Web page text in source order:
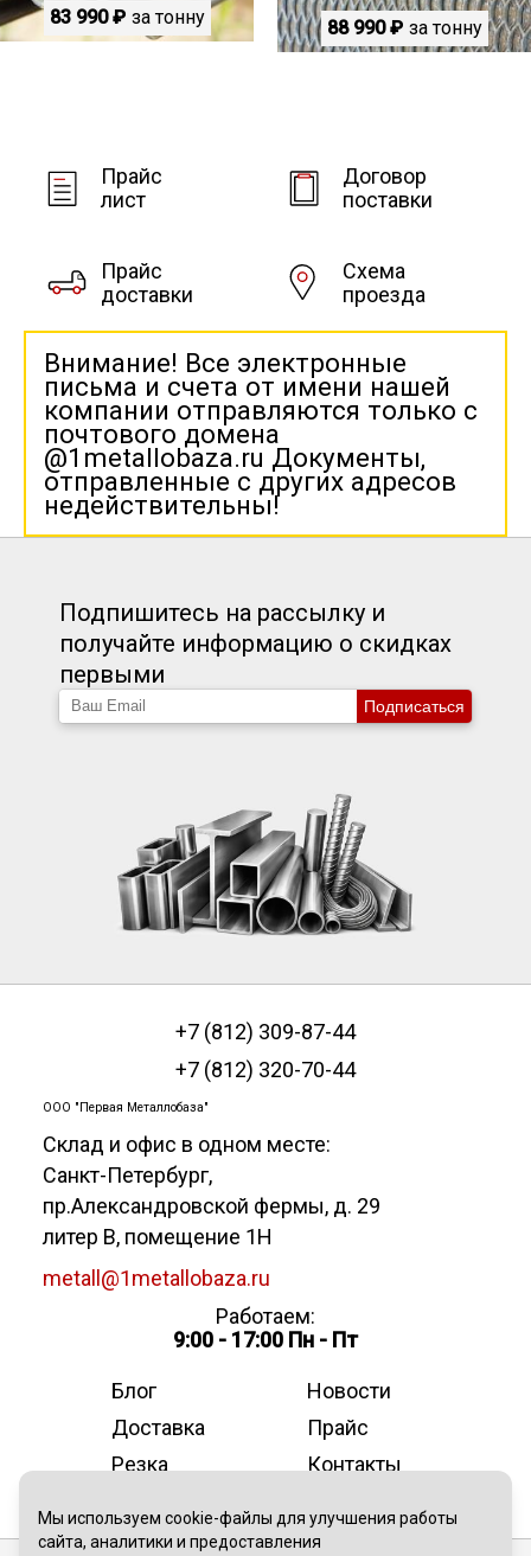
83 990 ₽ за тонну 88 990 ₽ за тонну
Прайс
лист
Договор
поставки
Прайс
доставки
Схема
проезда
Внимание! Все электронные
письма и счета от имени нашей
компании отправляются только с
почтового домена
@1metallobaza.ru Документы,
отправленные с других адресов
недействительны!
Подпишитесь на рассылку и
получайте информацию о скидках
первыми
Подписаться
+7 (812) 309-87-44
+7 (812) 320-70-44
ООО "Первая Металлобаза"
Склад и офис в одном месте:
Санкт-Петербург,
пр.Александровской фермы, д. 29
литер В, помещение 1Н
metall@1metallobaza.ru
Работаем:
9:00 - 17:00 Пн - Пт
Блог
Новости
Доставка
Прайс
Резка
Контакты
Мы используем cookie-файлы для улучшения работы
сайта, аналитики и предоставления